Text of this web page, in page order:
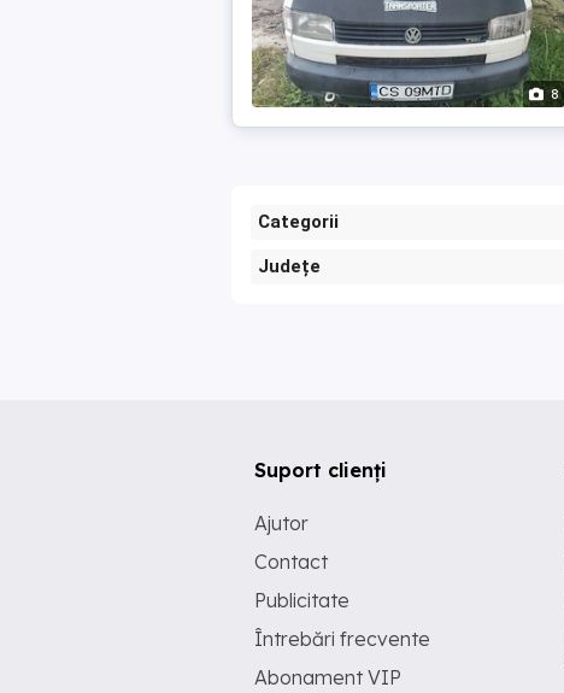
8
Categorii
Județe
Suport clienți
Ajutor
Contact
Publicitate
Întrebări frecvente
Abonament VIP